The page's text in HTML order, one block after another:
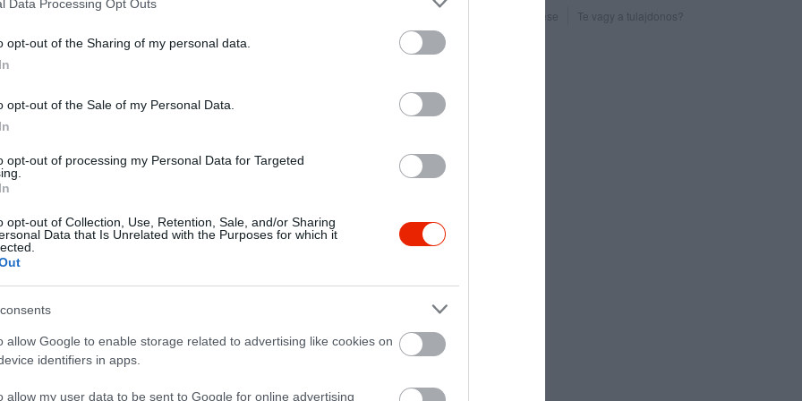
Data Processing Opt Outs
opt-out of the Sharing of my personal data.
opt-out of the Sale of my Personal Data.
opt-out of processing my Personal Data for Targeted
opt-out of Collection, Use, Retention, Sale, and/or Sharing
Data that Is Unrelated with the Purposes for which it
allow Google to enable storage related to advertising like cookies on
identifiers in apps.
allow my user data to be sent to Google for online advertising
készített, 20 fajta kávét kínálunk, az egyszerű
kávéból is. Emellett télen közel 35 fajta szálas
vágyók rendelkezésére, vannak gyümölcs teáink,
vendégeinknek, klasszikus, fehér, narancsos,
kókuszos, mandulás, banános ízekben. Mivel nincs
sörökkel-búzasör,barna sör,ízesített sörök- , palackozott
turmixokkal, üdítőkkel, gyümölcslevekkel
Földszinti helyiségünkben 35, teraszunkon 40,
újabb 30 fő foglalhat helyet. Az emeleten biliárd
zenegép és kényelmes kanapék várják a kikapcsolódni
és nem fiatalokat egyaránt.
Probléma jelentése Te vagy a tulajdonos?